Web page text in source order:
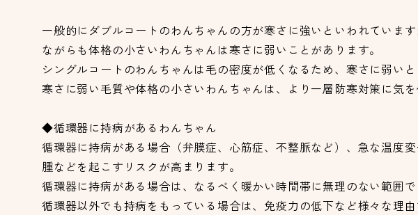
一般的にダブルコートのわんちゃんの方が寒さに強いといわれていま
ながらも体格の小さいわんちゃんは寒さに弱いことがあります。
シングルコートのわんちゃんは毛の密度が低くなるため、寒さに弱いと
寒さに弱い毛質や体格の小さいわんちゃんは、より一層防寒対策に気を
◆循環器に持病があるわんちゃん
循環器に持病がある場合（弁膜症、心筋症、不整脈など）、急な温度
腫などを起こすリスクが高まります。
循環器に持病がある場合は、なるべく暖かい時間帯に無理のない範囲で
循環器以外でも持病をもっている場合は、免疫力の低下など様々な理